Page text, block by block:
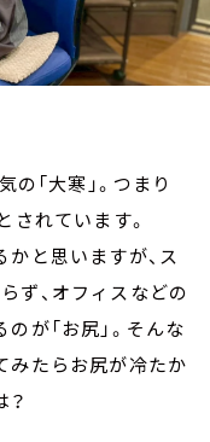
「大寒」。つまり
されています。
と思いますが、ス
ず、オフィスなどの
が「お尻」。そんな
みたらお尻が冷たか
？